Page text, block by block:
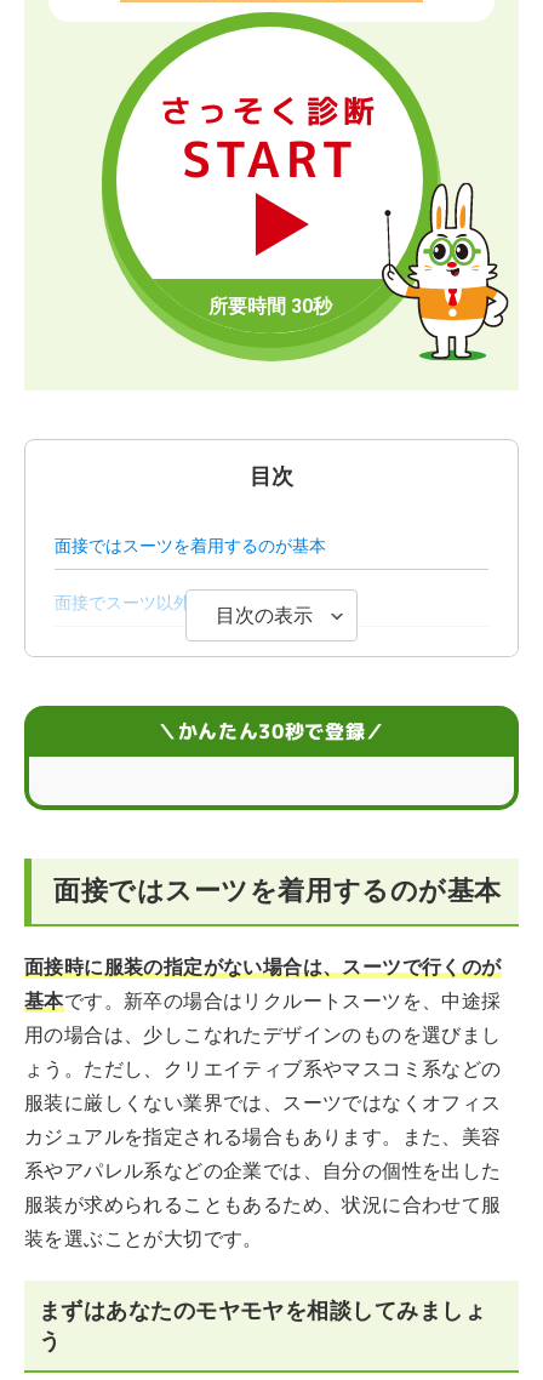
さっそく診断
START
目次
面接ではスーツを着用するのが基本
面接でスーツ以外の服装を指定されたら
オフィスカジュアルとは
スーツ以外に気をつけるべき面接時の身だしなみやしぐ
面接時のマナーとは
目次の表示
＼かんたん30秒で登録／
面接ではスーツを着用するのが基本
面接時に服装の指定がない場合は、スーツで行くのが
基本です。新卒の場合はリクルートスーツを、中途採
用の場合は、少しこなれたデザインのものを選びまし
ょう。ただし、クリエイティブ系やマスコミ系などの
服装に厳しくない業界では、スーツではなくオフィス
カジュアルを指定される場合もあります。また、美容
系やアパレル系などの企業では、自分の個性を出した
服装が求められることもあるため、状況に合わせて服
装を選ぶことが大切です。
まずはあなたのモヤモヤを相談してみましょ
う